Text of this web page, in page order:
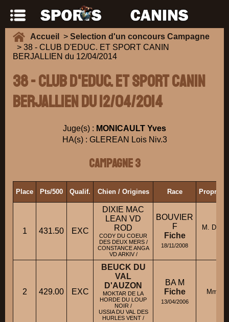
Accueil > Selection d'un concours Campagne
> 38 - CLUB D'EDUC. ET SPORT CANIN
BERJALLIEN du 12/04/2014
38 - CLUB D'EDUC. ET SPORT CANIN
BERJALLIEN du 12/04/2014
Juge(s) : MONICAULT Yves
HA(s) : GLEREAN Lois Niv.3
Campagne 3
Place Pts/500 Qualif. Chien / Origines Race
1 431.50 EXC
DIXIE MAC
LEAN VD
ROD
CODY DU COEUR
DES DEUX MERS /
CONSTANCE ANGA
VD ARKIV /
BOUVIER
F
Fiche
18/11/2008
M.
2 429.00 EXC
BEUCK DU
VAL
D'AUZON
MOKTAR DE LA
HORDE DU LOUP
NOIR /
USSIA DU VAL DES
HURLES VENT /
BA M
Fiche
13/04/2006
Mme